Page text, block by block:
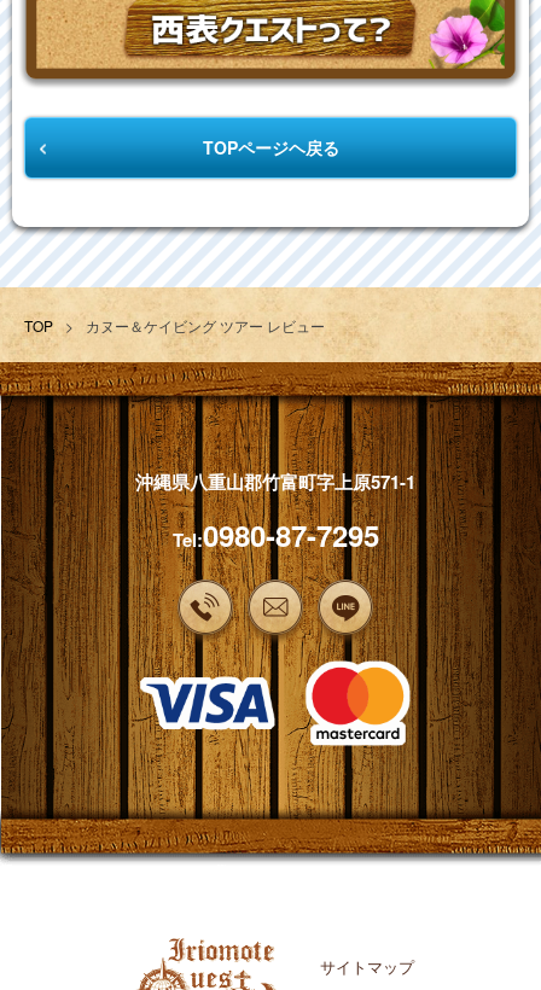
TOPページヘ戻る
TOP > カヌー＆ケイビング ツアー レビュー
沖縄県八重山郡竹富町字上原571-1
Tel:0980-87-7295
サイトマップ